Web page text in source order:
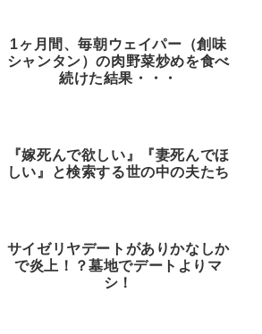
1ヶ月間、毎朝ウェイパー（創味
シャンタン）の肉野菜炒めを食べ
続けた結果・・・
『嫁死んで欲しい』『妻死んでほ
しい』と検索する世の中の夫たち
サイゼリヤデートがありかなしか
で炎上！？墓地でデートよりマ
シ！